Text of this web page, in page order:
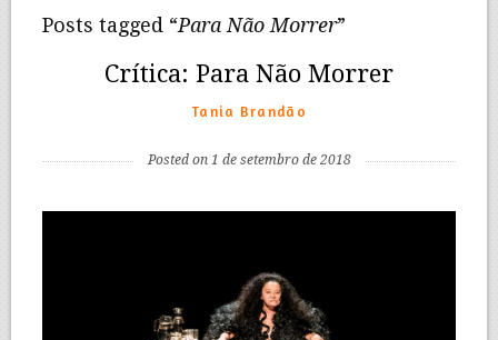
Posts tagged “Para Não Morrer”
Crítica: Para Não Morrer
Tania Brandão
Posted on 1 de setembro de 2018